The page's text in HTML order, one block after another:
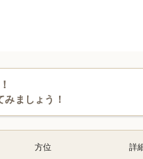
みましょう！
方位 詳